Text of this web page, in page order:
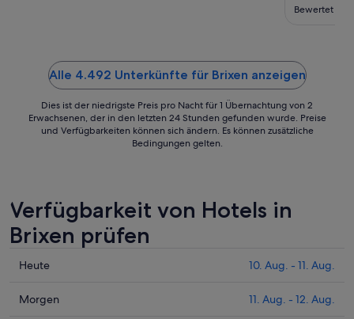
Bewertet am
Alle 4.492 Unterkünfte für Brixen anzeigen
Dies ist der niedrigste Preis pro Nacht für 1 Übernachtung von 2
Erwachsenen, der in den letzten 24 Stunden gefunden wurde. Preise
und Verfügbarkeiten können sich ändern. Es können zusätzliche
Bedingungen gelten.
Verfügbarkeit von Hotels in
Brixen prüfen
Prüfe
Preise
Heute 10. Aug. - 11. Aug.
Prüfe
Morgen 11. Aug. - 12. Aug.